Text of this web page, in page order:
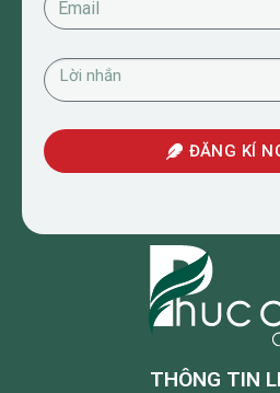
ĐĂNG KÍ
THÔNG TIN